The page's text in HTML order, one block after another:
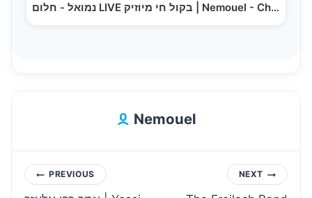
נמואל - חלום LIVE בקול חי מיוזיק | Nemouel - Chalom…
Nemouel
PostPREVIOUS NEXT